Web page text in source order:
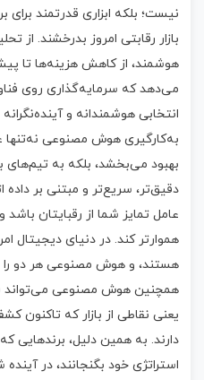
نیست؛ بلکه ابزاری قدرتمند
بازار رقابتی امروز بدرخشند. از
هوشمند، از کاهش هزینه‌ها تا
می‌دهد که سرمایه‌گذاری روی
انتخابی هوشمندانه و
به‌کارگیری هوش مصنوعی نه‌تنها
بهبود می‌بخشد، بلکه به تیم‌های
دقیق‌تر، سریع‌تر و مبتنی بر داده
عامل تمایز شما از رقبایتان
هموارتر کند. در دنیای
هستند، و هوش مصنوعی هر دو را
همچنین هوش مصنوعی می‌تواند
یعنی نقاطی از بازار که تاکنون
دارند. به همین دلیل، برندهایی که
استراتژی خود بگنجانند، در